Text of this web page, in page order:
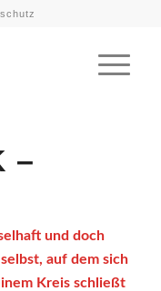
–
und doch
auf dem sich
Kreis schließt